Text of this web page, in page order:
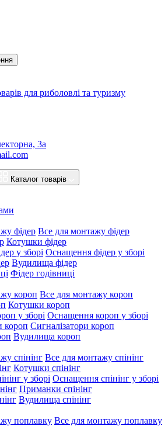
3а
Каталог товарів
Все для монтажу фідер
Котушки фідер
Оснащення фідер у зборі
Вудилища фідер
Фідер годівниці
Все для монтажу короп
Котушки короп
Оснащення короп у зборі
Сигналізатори короп
Вудилища короп
Все для монтажу спінінг
Котушки спінінг
Оснащення спінінг у зборі
Приманки спінінг
Вудилища спінінг
Все для монтажу поплавку